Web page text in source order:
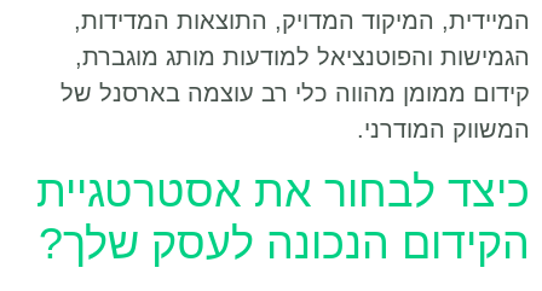
המיידית, המיקוד המדויק, התוצאות המדידות,
הגמישות והפוטנציאל למודעות מותג מוגברת,
קידום ממומן מהווה כלי רב עוצמה בארסנל של
המשווק המודרני.
כיצד לבחור את אסטרטגיית
הקידום הנכונה לעסק שלך?